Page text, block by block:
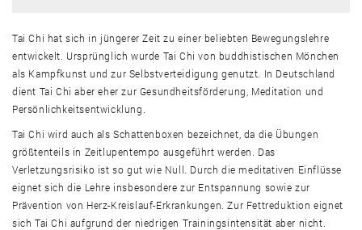
Tai Chi hat sich in jüngerer Zeit zu einer beliebten Bewegungslehre
entwickelt. Ursprünglich wurde Tai Chi von buddhistischen Mönchen
als Kampfkunst und zur Selbstverteidigung genutzt. In Deutschland
dient Tai Chi aber eher zur Gesundheitsförderung, Meditation und
Persönlichkeitsentwicklung.
Tai Chi wird auch als Schattenboxen bezeichnet, da die Übungen
größtenteils in Zeitlupentempo ausgeführt werden. Das
Verletzungsrisiko ist so gut wie Null. Durch die meditativen Einflüsse
eignet sich die Lehre insbesondere zur Entspannung sowie zur
Prävention von Herz-Kreislauf-Erkrankungen. Zur Fettreduktion eignet
sich Tai Chi aufgrund der niedrigen Trainingsintensität aber nicht.